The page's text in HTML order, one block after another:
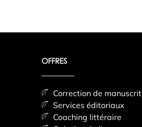
OFFRES
Correction de manuscrit
Services éditoriaux
Coaching littéraire